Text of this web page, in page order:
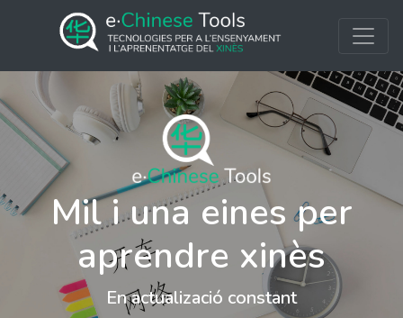
Mil i una eines per
aprendre xinès
En actualizació constant